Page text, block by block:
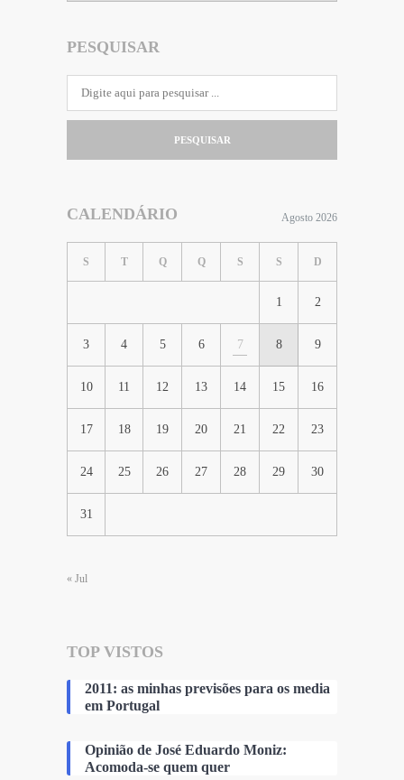
PESQUISAR
PESQUISAR
CALENDÁRIO Agosto 2026
S T Q Q S S D
1 2
3 4 5 6 7 8 9
10 11 12 13 14 15 16
17 18 19 20 21 22 23
24 25 26 27 28 29 30
31
« Jul
TOP VISTOS
2011: as minhas previsões para os media
em Portugal
Opinião de José Eduardo Moniz:
Acomoda-se quem quer